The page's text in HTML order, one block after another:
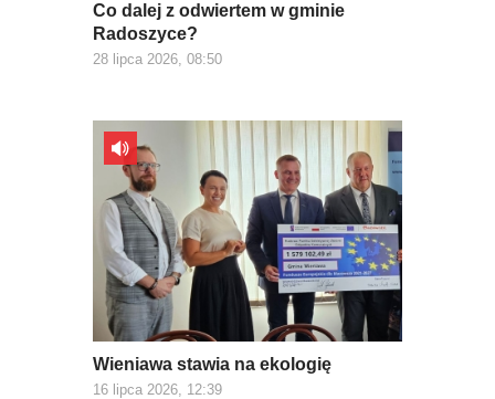
Co dalej z odwiertem w gminie
Radoszyce?
28 lipca 2026, 08:50
Wieniawa stawia na ekologię
16 lipca 2026, 12:39